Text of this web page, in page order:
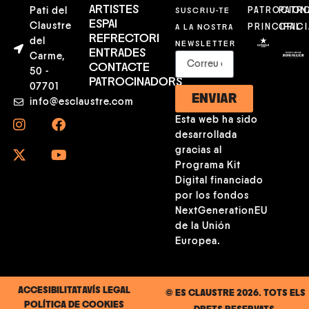
Pati del
Claustre
del
Carme,
50 -
07701
info@esclaustre.com
ARTISTES
ESPAI
REFRECTORI
ENTRADES
CONTACTE
PATROCINADORS
SUSCRIU-TE
A LA NOSTRA
NEWSLETTER
ENVIAR
Esta web ha sido
desarrollada
gracias al
Programa Kit
Digital financiado
por los fondos
NextGenerationEU
de la Unión
Europea.
PRINCIPAL
© ES CLAUSTRE 2026. TOTS ELS
ACCESIBILITATAVÍS LEGAL
POLÍTICA DE COOKIES